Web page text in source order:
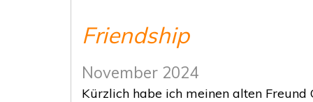
Friendship
November 2024
Kürzlich habe ich meinen alten Freund